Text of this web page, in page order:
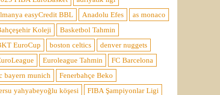
easyCredit BBL
Anadolu Efes
as monaco
Koleji
Basketbol Tahmin
EuroCup
boston celtics
denver nuggets
Euroleague Tahmin
FC Barcelona
bayern munich
Fenerbahçe Beko
yahyabeyoğlu köşesi
FIBA Şampiyonlar Ligi